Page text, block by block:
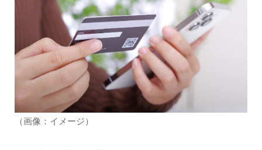
（画像：イメージ）